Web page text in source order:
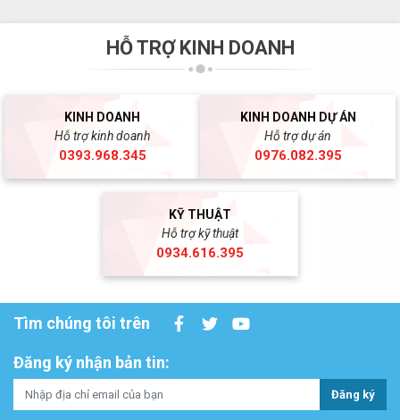
HỖ TRỢ KINH DOANH
KINH DOANH
Hỗ trợ kinh doanh
0393.968.345
KINH DOANH DỰ ÁN
Hỗ trợ dự án
0976.082.395
KỸ THUẬT
Hỗ trợ kỹ thuật
0934.616.395
Tìm chúng tôi trên
Đăng ký nhận bản tin:
Đăng ký